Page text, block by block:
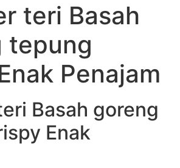
teri Basah
tepung
Penajam
Basah goreng
Enak